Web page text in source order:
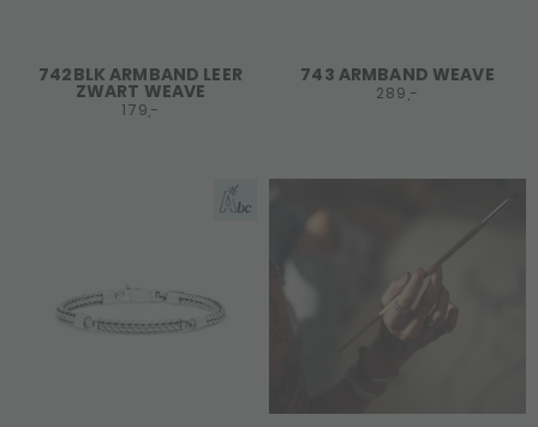
742BLK ARMBAND LEER
ZWART WEAVE
179,-
743 ARMBAND WEAVE
289,-